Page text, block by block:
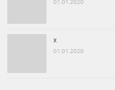
01.01.2020
x
01.01.2020